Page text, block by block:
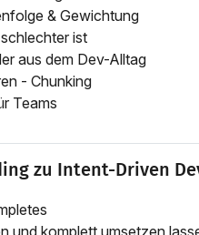
& Gewichtung
ist
aus dem Dev-Alltag
- Chunking
Teams
zu Intent-Driven
und komplett umsetzen